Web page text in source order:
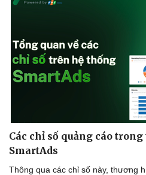
Các chỉ số quảng cáo
SmartAds
Thông qua các chỉ số này, thương